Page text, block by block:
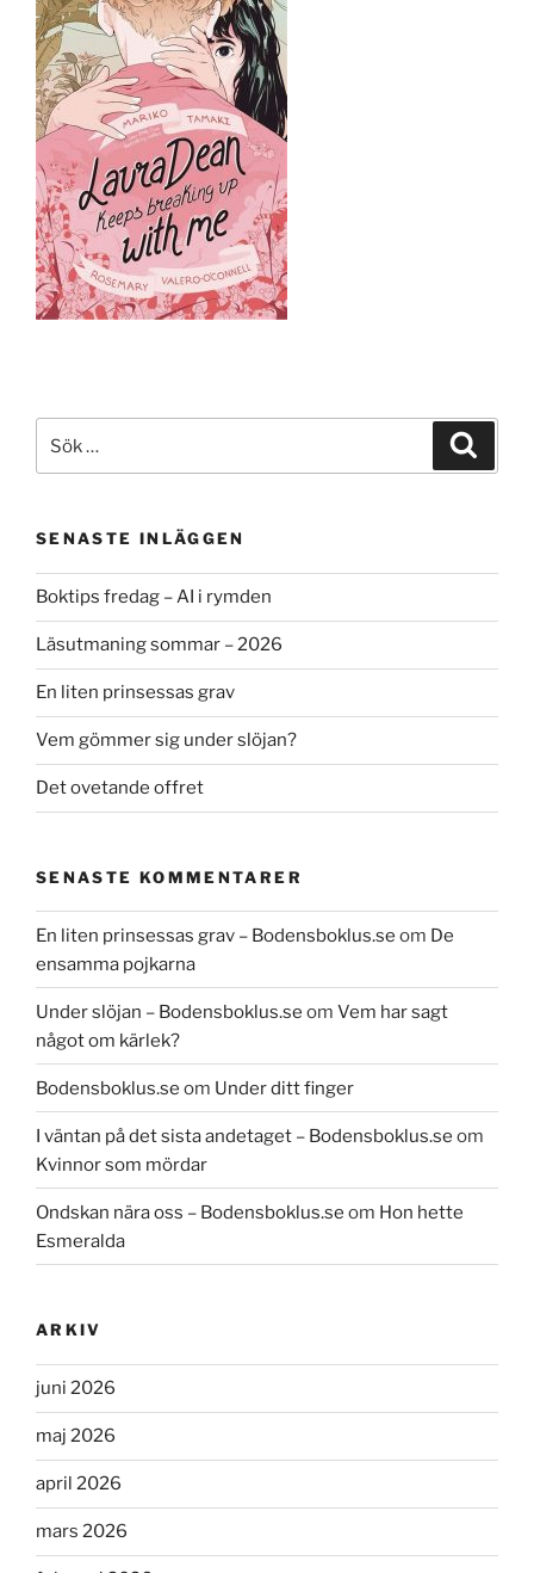
efter:
SENASTE INLÄGGEN
Boktips fredag – AI i rymden
Läsutmaning sommar – 2026
En liten prinsessas grav
Vem gömmer sig under slöjan?
Det ovetande offret
SENASTE KOMMENTARER
En liten prinsessas grav – Bodensboklus.se om De
ensamma pojkarna
Under slöjan – Bodensboklus.se om Vem har sagt
något om kärlek?
Bodensboklus.se om Under ditt finger
I väntan på det sista andetaget – Bodensboklus.se om
Kvinnor som mördar
Ondskan nära oss – Bodensboklus.se om Hon hette
Esmeralda
ARKIV
juni 2026
maj 2026
april 2026
mars 2026